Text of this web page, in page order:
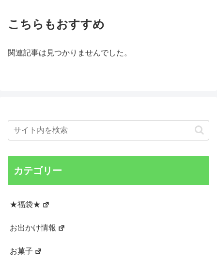
こちらもおすすめ
関連記事は見つかりませんでした。
カテゴリー
★福袋★
お出かけ情報
お菓子